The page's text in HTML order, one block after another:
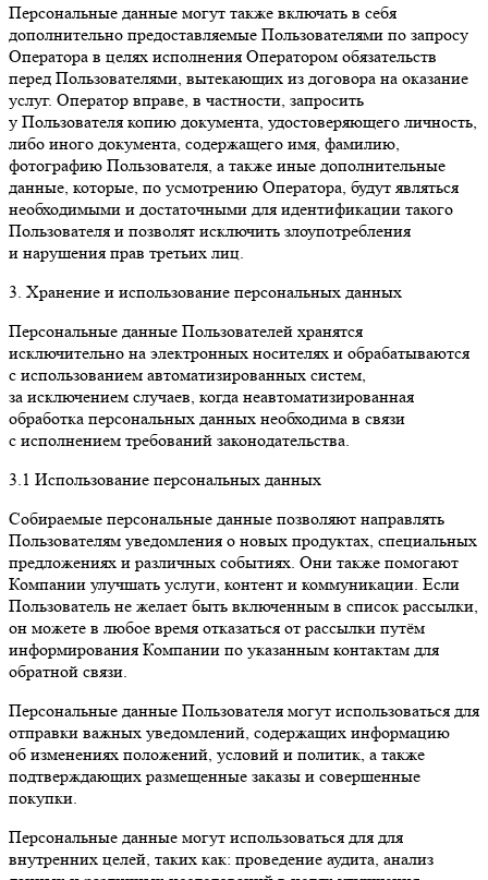
Персональные данные могут также включать в себя
дополнительно предоставляемые Пользователями по запросу
Оператора в целях исполнения Оператором обязательств
перед Пользователями, вытекающих из договора на оказание
услуг. Оператор вправе, в частности, запросить
у Пользователя копию документа, удостоверяющего личность,
либо иного документа, содержащего имя, фамилию,
фотографию Пользователя, а также иные дополнительные
данные, которые, по усмотрению Оператора, будут являться
необходимыми и достаточными для идентификации такого
Пользователя и позволят исключить злоупотребления
и нарушения прав третьих лиц.
3. Хранение и использование персональных данных
Персональные данные Пользователей хранятся
исключительно на электронных носителях и обрабатываются
с использованием автоматизированных систем,
за исключением случаев, когда неавтоматизированная
обработка персональных данных необходима в связи
с исполнением требований законодательства.
3.1 Использование персональных данных
Собираемые персональные данные позволяют направлять
Пользователям уведомления о новых продуктах, специальных
предложениях и различных событиях. Они также помогают
Компании улучшать услуги, контент и коммуникации. Если
Пользователь не желает быть включенным в список рассылки,
он можете в любое время отказаться от рассылки путём
информирования Компании по указанным контактам для
обратной связи.
Персональные данные Пользователя могут использоваться для
отправки важных уведомлений, содержащих информацию
об изменениях положений, условий и политик, а также
подтверждающих размещенные заказы и совершенные
покупки.
Персональные данные могут использоваться для для
внутренних целей, таких как: проведение аудита, анализ